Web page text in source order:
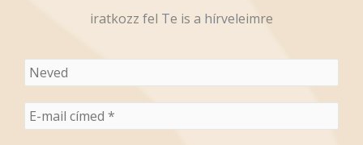
iratkozz fel Te is a hírveleimre